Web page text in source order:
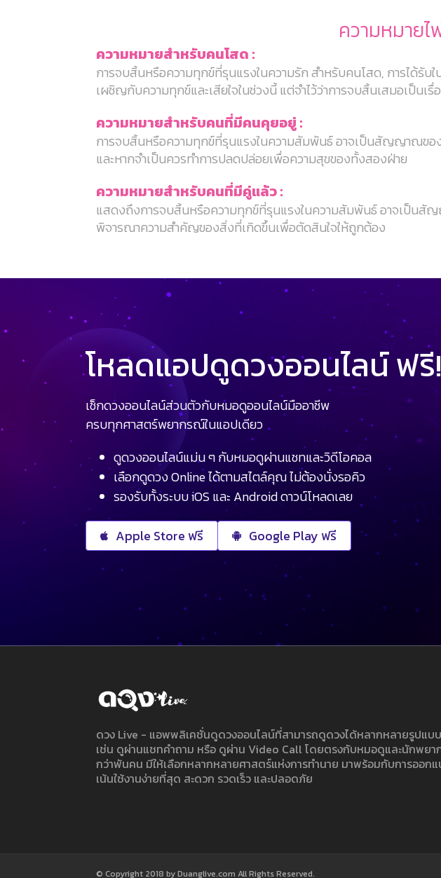
ความหมาย
ความหมายสำหรับคนโสด :
การจบสิ้นหรือความทุกข์ที่รุนแรงในความรัก สำหรับคนโสด, การได้รั
เผชิญกับความทุกข์และเสียใจในช่วงนี้ แต่จำไว้ว่าการจบสิ้นเสมอเป็นเ
ความหมายสำหรับคนที่มีคนคุยอยู่ :
การจบสิ้นหรือความทุกข์ที่รุนแรงในความสัมพันธ์ อาจเป็นสัญญาณข
และหากจำเป็นควรทำการปลดปล่อยเพื่อความสุขของทั้งสองฝ่าย
ความหมายสำหรับคนที่มีคู่แล้ว :
แสดงถึงการจบสิ้นหรือความทุกข์ที่รุนแรงในความสัมพันธ์ อาจเป็น
พิจารณาความสำคัญของสิ่งที่เกิดขึ้นเพื่อตัดสินใจให้ถูกต้อง
โหลดแอปดูดวงออนไลน์ ฟรี!
เช็กดวงออนไลน์ส่วนตัวกับหมอดูออนไลน์มืออาชีพ
ครบทุกศาสตร์พยากรณ์ในแอปเดียว
ดูดวงออนไลน์แม่น ๆ กับหมอดูผ่านแชทและวิดีโอคอล
เลือกดูดวง Online ได้ตามสไตล์คุณ ไม่ต้องนั่งรอคิว
รองรับทั้งระบบ iOS และ Android ดาวน์โหลดเลย
Apple Store ฟรี Google Play ฟรี
ดวง Live - แอพพลิเคชั่นดูดวงออนไลน์ที่สามารถดูดวงได้หลากหลายรูปแบบ
เช่น ดูผ่านแชทคำถาม หรือ ดูผ่าน Video Call โดยตรงกับหมอดูและนักพย
กว่าพันคน มีให้เลือกหลากหลายศาสตร์แห่งการทำนาย มาพร้อมกับการออก
เน้นใช้งานง่ายที่สุด สะดวก รวดเร็ว และปลอดภัย
© Copyright 2018 by Duanglive.com All Rights Reserved.